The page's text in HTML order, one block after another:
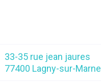
33-35 rue jean jaures
77400 Lagny-sur-Marne